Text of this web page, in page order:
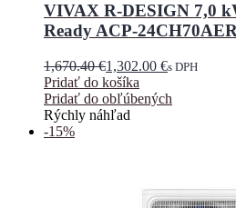
VIVAX R-DESIGN 7,0
Ready ACP-
1,670.40€1,302.00 €s DPH
Pridať do košíka
Pridať do obľúbených
Rýchly náhľad
-15%